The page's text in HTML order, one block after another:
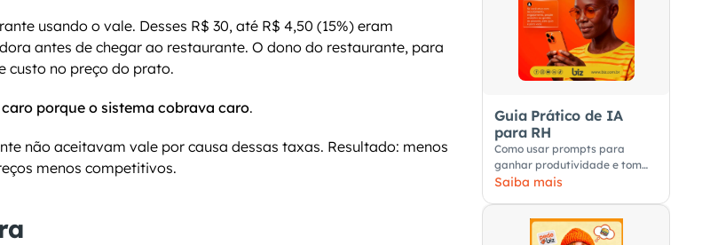
usando o vale. Desses R$ 30, até R$ 4,50 (15%) eram
antes de chegar ao restaurante. O dono do restaurante, para
custo no preço do prato.
porque o sistema cobrava caro.
não aceitavam vale por causa dessas taxas. Resultado: menos
menos competitivos.
Guia Prático de IA
para RH
Como usar prompts para
ganhar produtividade e tomar
melhores decisões
Saiba mais